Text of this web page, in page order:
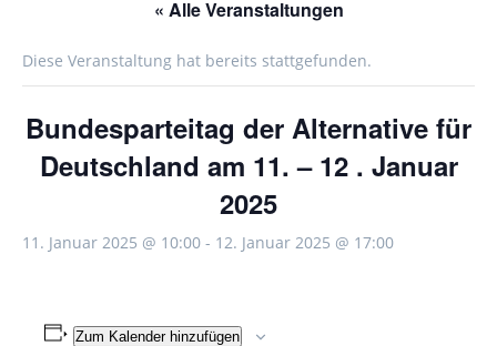
« Alle Veranstaltungen
Diese Veranstaltung hat bereits stattgefunden.
Bundesparteitag der Alternative für
Deutschland am 11. – 12 . Januar
2025
11. Januar 2025 @ 10:00 - 12. Januar 2025 @ 17:00
Zum Kalender hinzufügen